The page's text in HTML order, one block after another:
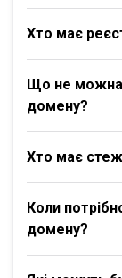
Хто має
Що не можна
домену?
Хто має
Коли
домену?